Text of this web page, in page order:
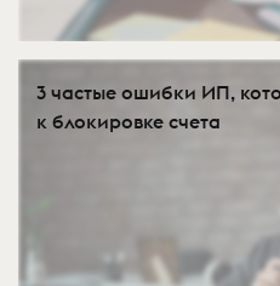
3 частые ошибки ИП,
к блокировке счета